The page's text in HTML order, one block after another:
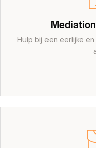
Hulp bij een eerlijke